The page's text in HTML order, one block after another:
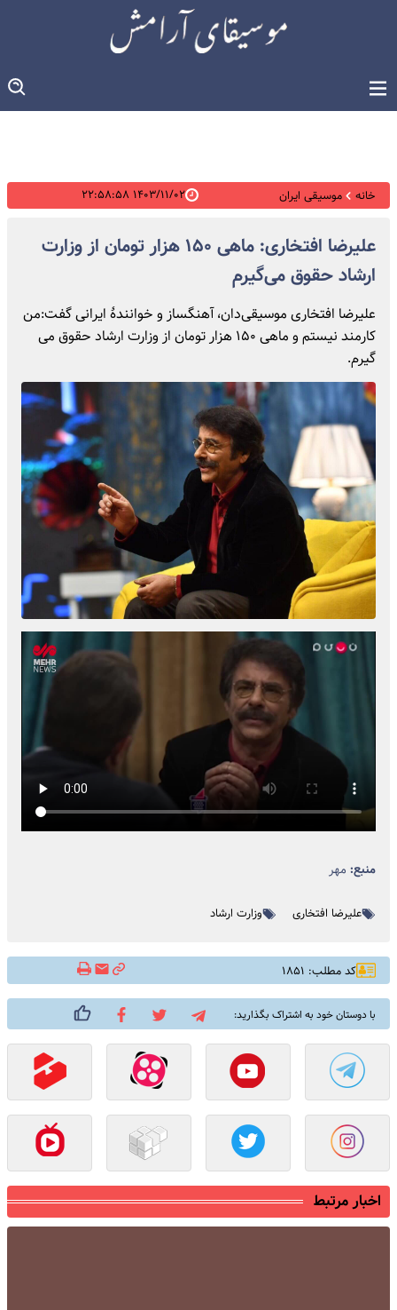
خانه موسیقی ایران ۱۴۰۳/۱۱/۰۲ ۲۲:۵۸:۵۸
علیرضا افتخاری: ماهی ۱۵۰ هزار تومان از وزارت
ارشاد حقوق می‌گیرم
علیرضا افتخاری موسیقی‌دان، آهنگساز و خوانندهٔ ایرانی گفت:من
کارمند نیستم و ماهی ۱۵۰ هزار تومان از وزارت ارشاد حقوق می
گیرم.
منبع: مهر
علیرضا افتخاری وزارت ارشاد
کد مطلب: ۱۸۵۱
با دوستان خود به اشتراک بگذارید:
اخبار مرتبط